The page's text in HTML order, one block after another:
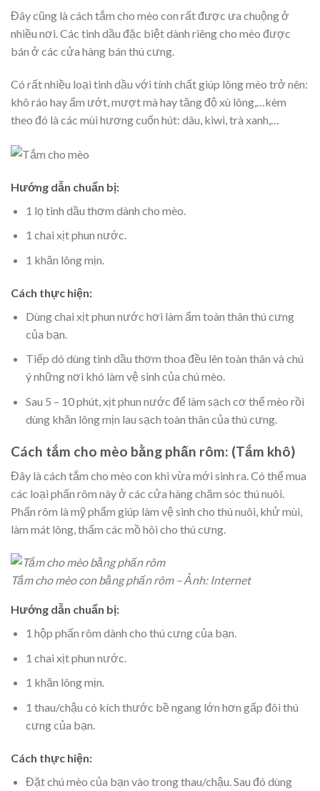
Đây cũng là cách tắm cho mèo con rất được ưa chuộng ở
nhiều nơi. Các tinh dầu đặc biệt dành riêng cho mèo được
bán ở các cửa hàng bán thú cưng.
Có rất nhiều loại tinh dầu với tính chất giúp lông mèo trở nên:
khô ráo hay ẩm ướt, mượt mà hay tăng độ xù lông,…kèm
theo đó là các mùi hương cuốn hút: dâu, kiwi, trà xanh,…
Hướng dẫn chuẩn bị:
1 lọ tinh dầu thơm dành cho mèo.
1 chai xịt phun nước.
1 khăn lông mịn.
Cách thực hiện:
Dùng chai xịt phun nước hơi làm ẩm toàn thân thú cưng
của bạn.
Tiếp dó dùng tinh dầu thơm thoa đều lên toàn thân và chú
ý những nơi khó làm vệ sinh của chú mèo.
Sau 5 – 10 phút, xịt phun nước để làm sạch cơ thể mèo rồi
dùng khăn lông mịn lau sạch toàn thân của thú cưng.
Cách tắm cho mèo bằng phấn rôm: (Tắm khô)
Đây là cách tắm cho mèo con khi vừa mới sinh ra. Có thể mua
các loại phấn rôm này ở các cửa hàng chăm sóc thú nuôi.
Phấn rôm là mỹ phẩm giúp làm vệ sinh cho thú nuôi, khử mùi,
làm mát lông, thấm các mồ hôi cho thú cưng.
Tắm cho mèo con bằng phấn rôm – Ảnh: Internet
Hướng dẫn chuẩn bị:
1 hộp phấn rôm dành cho thú cưng của bạn.
1 chai xịt phun nước.
1 khăn lông mịn.
1 thau/chậu có kích thước bề ngang lớn hơn gấp đôi thú
cưng của bạn.
Cách thực hiện:
Đặt chú mèo của bạn vào trong thau/chậu. Sau đó dùng